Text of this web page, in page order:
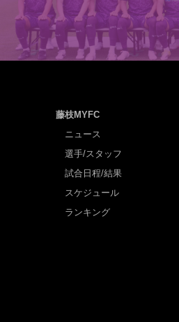
藤枝MYFC
ニュース
選手/スタッフ
試合日程/結果
スケジュール
ランキング